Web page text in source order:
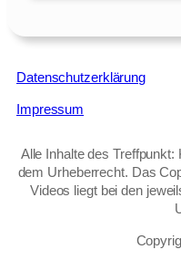
Datenschutzerklärung
Impressum
Alle Inhalte des Treffpunkt:
dem Urheberrecht. Das
Videos liegt bei den